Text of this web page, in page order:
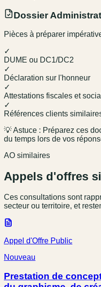
Dossier
Pièces à préparer
✓
DUME ou DC1/DC2
✓
Déclaration sur l'honneur
✓
Attestations fiscales et
✓
Références clients
💡 Astuce : Préparez ces
du temps lors de vos
AO similaires
Appels d'offres
Ces consultations sont
secteur ou territoire, et
Appel d'Offre Public
Nouveau
Prestation de